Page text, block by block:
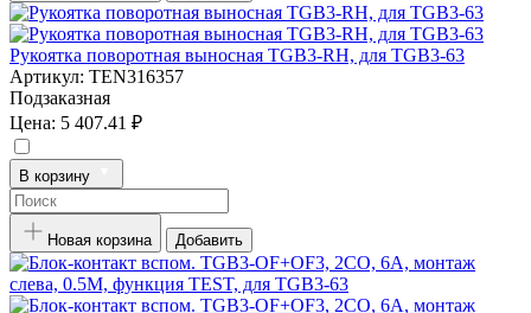
Рукоятка поворотная выносная TGB3-RH, для TGB3-63
Артикул: TEN316357
Подзаказная
Цена: 5 407.41 ₽
В корзину
Новая корзина Добавить